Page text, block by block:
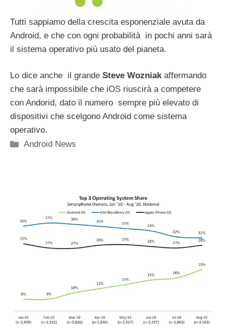
Tutti sappiamo della crescita esponenziale avuta da
Android, e che con ogni probabilità in pochi anni sarà
il sistema operativo più usato del pianeta.
Lo dice anche il grande Steve Wozniakaffermando
che sarà impossibile che iOS riuscirà a competere
con Andorid, dato il numero sempre più elevato di
dispositivi che scelgono Android come sistema
operativo.
Categorie
Android News